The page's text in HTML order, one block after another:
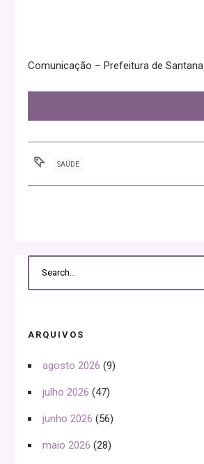
Comunicação – Prefeitura de Santana
SAÚDE
ARQUIVOS
agosto 2026 (9)
julho 2026 (47)
junho 2026 (56)
maio 2026 (28)